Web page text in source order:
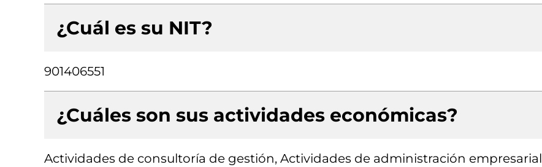
¿Cuál es su NIT?
901406551
¿Cuáles son sus actividades económicas?
Actividades de consultoría de gestión, Actividades de administración empresarial